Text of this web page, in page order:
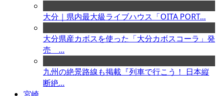
大分｜県内最大級ライブハウス「OITA PORT...
大分県産カボスを使った「大分カボスコーラ」発
売 ...
九州の絶景路線も掲載『列車で行こう！ 日本縦
断絶...